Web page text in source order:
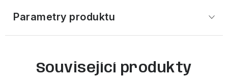
Parametry produktu
Související produkty